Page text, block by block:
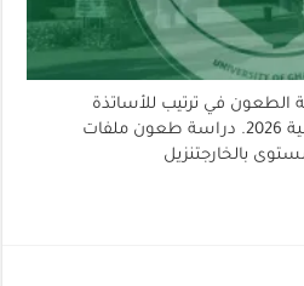
الطعون في ترتيب للأساتذة
للمنحة الى الخارج للسنة المالية 2026. دراسة طعون ملفات
بالخارجتنزيل